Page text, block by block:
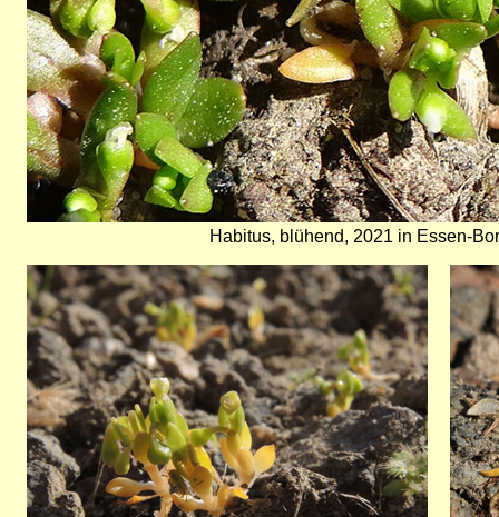
Habitus, blühend, 2021 in Essen-
Bild
Bild